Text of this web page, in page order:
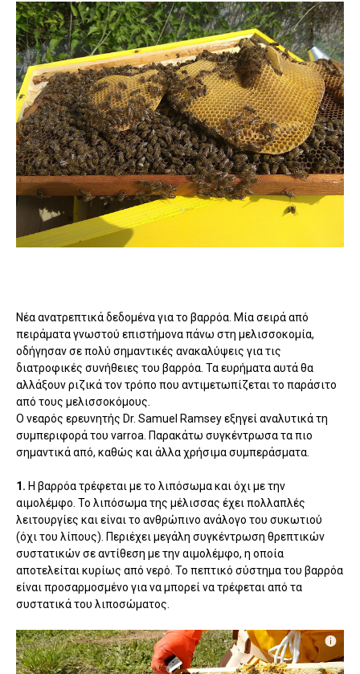
Νέα ανατρεπτικά δεδομένα για το βαρρόα. Μία σειρά από
πειράματα γνωστού επιστήμονα πάνω στη μελισσοκομία,
οδήγησαν σε πολύ σημαντικές ανακαλύψεις για τις
διατροφικές συνήθειες του βαρρόα. Τα ευρήματα αυτά θα
αλλάξουν ριζικά τον τρόπο που αντιμετωπίζεται το παράσιτο
από τους μελισσοκόμους.
Ο νεαρός ερευνητής Dr. Samuel Ramsey εξηγεί αναλυτικά τη
συμπεριφορά του varroa. Παρακάτω συγκέντρωσα τα πιο
σημαντικά από, καθώς και άλλα χρήσιμα συμπεράσματα.
1. Η βαρρόα τρέφεται με το λιπόσωμα και όχι με την
αιμολέμφο. Το λιπόσωμα της μέλισσας έχει πολλαπλές
λειτουργίες και είναι το ανθρώπινο ανάλογο του συκωτιού
(όχι του λίπους). Περιέχει μεγάλη συγκέντρωση θρεπτικών
συστατικών σε αντίθεση με την αιμολέμφο, η οποία
αποτελείται κυρίως από νερό. Το πεπτικό σύστημα του βαρρόα
είναι προσαρμοσμένο για να μπορεί να τρέφεται από τα
συστατικά του λιποσώματος.